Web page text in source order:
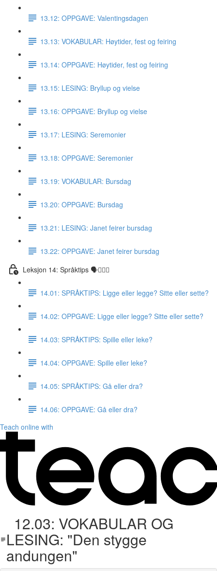
13.12: OPPGAVE: Valentingsdagen
13.13: VOKABULAR: Høytider, fest og feiring
13.14: OPPGAVE: Høytider, fest og feiring
13.15: LESING: Bryllup og vielse
13.16: OPPGAVE: Bryllup og vielse
13.17: LESING: Seremonier
13.18: OPPGAVE: Seremonier
13.19: VOKABULAR: Bursdag
13.20: OPPGAVE: Bursdag
13.21: LESING: Janet feirer bursdag
13.22: OPPGAVE: Janet feirer bursdag
Leksjon 14: Språktips 🗣☝🏼✅
14.01: SPRÅKTIPS: Ligge eller legge? Sitte eller sette?
14.02: OPPGAVE: Ligge eller legge? Sitte eller sette?
14.03: SPRÅKTIPS: Spille eller leke?
14.04: OPPGAVE: Spille eller leke?
14.05: SPRÅKTIPS: Gå eller dra?
14.06: OPPGAVE: Gå eller dra?
Teach online with
12.03: VOKABULAR OG
LESING: "Den stygge
andungen"